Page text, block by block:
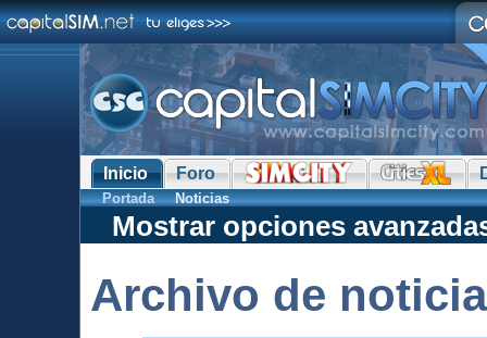
Inicio Foro
Portada Noticias
Mostrar opciones
Archivo de